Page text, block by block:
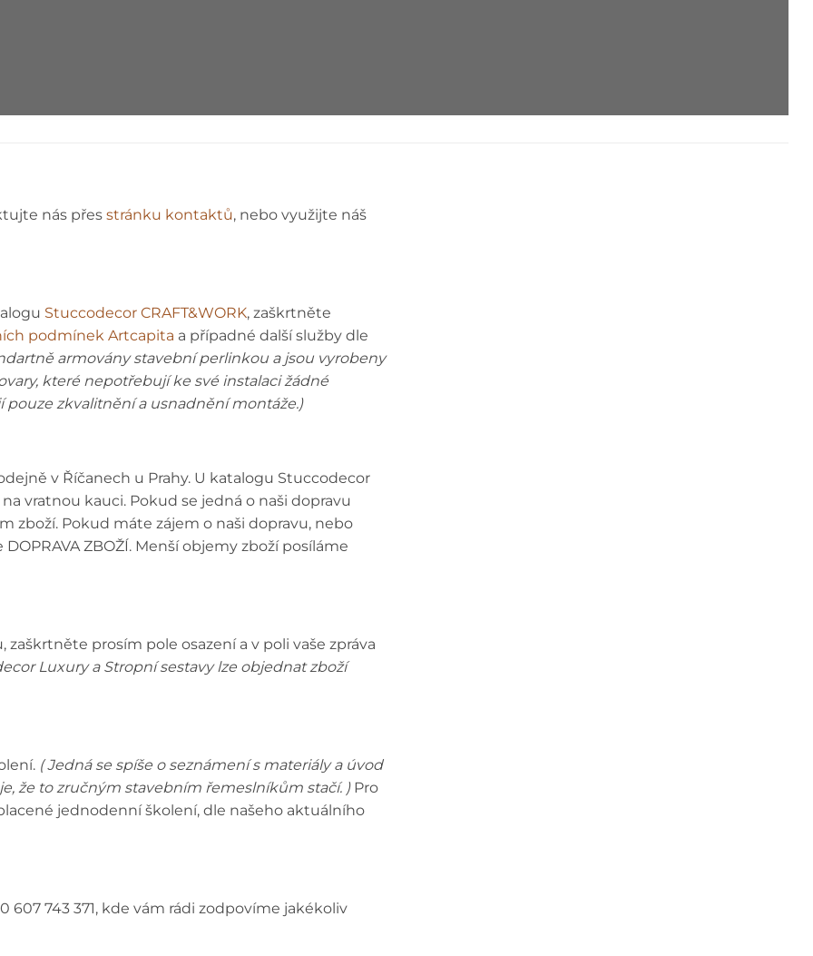
nás přes stránku kontaktů, nebo využijte náš
Stuccodecor CRAFT&WORK, zaškrtněte
podmínek Artcapita a případné další služby dle
armovány stavební perlinkou a jsou vyrobeny
které nepotřebují ke své instalaci žádné
zkvalitnění a usnadnění montáže.)
v Říčanech u Prahy. U katalogu Stuccodecor
vratnou kauci. Pokud se jedná o naši dopravu
zboží. Pokud máte zájem o naši dopravu, nebo
ZBOŽÍ. Menší objemy zboží posíláme
prosím pole osazení a v poli vaše zpráva
Luxury a Stropní sestavy lze objednat zboží
( Jedná se spíše o seznámení s materiály a úvod
že to zručným stavebním řemeslníkům stačí. )Pro
jednodenní školení, dle našeho aktuálního
743 371, kde vám rádi zodpovíme jakékoliv